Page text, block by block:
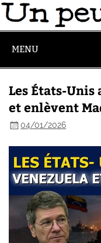
MENU
Les États-
et enlèvent
04/01/2026